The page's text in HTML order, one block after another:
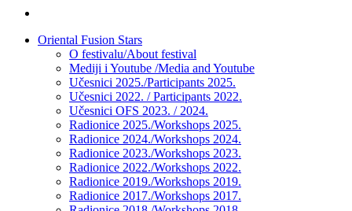
festivala
Skip
Oriental Fusion Stars
O festivalu/About festival
Mediji i Youtube /Media and Youtube
Učesnici 2025./Participants 2025.
Učesnici 2022. / Participants 2022.
Učesnici OFS 2023. / 2024.
Radionice 2025./Workshops 2025.
Radionice 2024./Workshops 2024.
Radionice 2023./Workshops 2023.
Radionice 2022./Workshops 2022.
Radionice 2019./Workshops 2019.
Radionice 2017./Workshops 2017.